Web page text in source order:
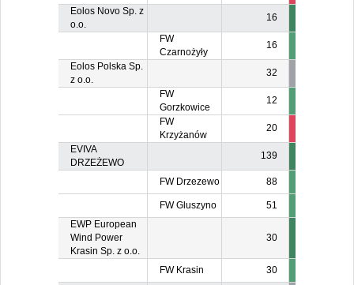
Eolos Novo Sp. z
o.o.
16
FW
Czarnożyły
16
Eolos Polska Sp.
z o.o.
32
FW
Gorzkowice
12
FW
Krzyżanów
20
EVIVA
DRZEŻEWO
139
FW Drzezewo 88
FW Gluszyno
51
EWP European
Wind Power
Krasin Sp. z o.o.
30
FW Krasin 30